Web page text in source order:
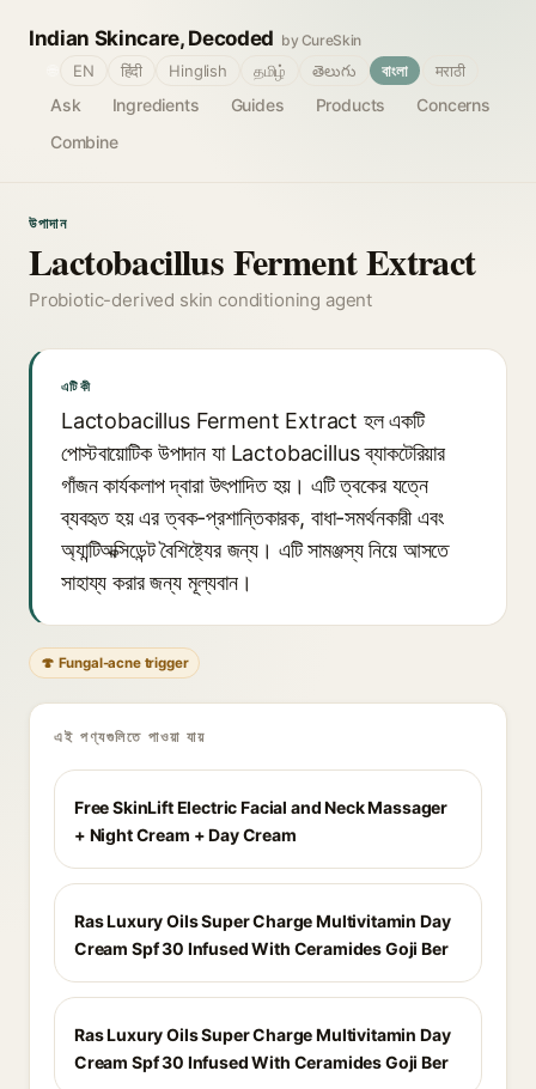
Indian Skincare, Decoded by CureSkin
Ask Ingredients Guides Products
Concerns
Combine
EN हिंदी Hinglish தமிழ் తెలుగు বাংলা मराठी
উপাদান
Lactobacillus Ferment Extract
Probiotic-derived skin conditioning agent
এটি কী
Lactobacillus Ferment Extract হল একটি
পোস্টবায়োটিক উপাদান যা Lactobacillus ব্যাকটেরিয়ার
গাঁজন কার্যকলাপ দ্বারা উৎপাদিত হয়। এটি ত্বকের যত্নে
ব্যবহৃত হয় এর ত্বক-প্রশান্তিকারক, বাধা-সমর্থনকারী এবং
অ্যান্টিঅক্সিডেন্ট বৈশিষ্ট্যের জন্য। এটি সামঞ্জস্য নিয়ে আসতে
সাহায্য করার জন্য মূল্যবান।
🍄 Fungal-acne trigger
এই পণ্যগুলিতে পাওয়া যায়
Free SkinLift Electric Facial and Neck Massager
+ Night Cream + Day Cream
Ras Luxury Oils Super Charge Multivitamin Day
Cream Spf 30 Infused With Ceramides Goji Ber
Ras Luxury Oils Super Charge Multivitamin Day
Cream Spf 30 Infused With Ceramides Goji Ber